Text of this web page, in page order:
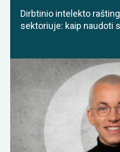
Dirbtinio intelekto
sektoriuje: kaip naudoti